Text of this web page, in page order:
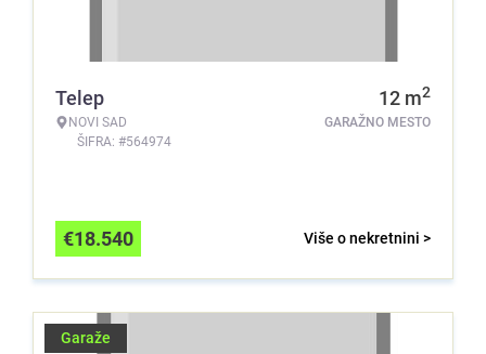
Telep
NOVI SAD
ŠIFRA: #564974
12 m2
GARAŽNO MESTO
Više o nekretnini >
€18.540
Garaže